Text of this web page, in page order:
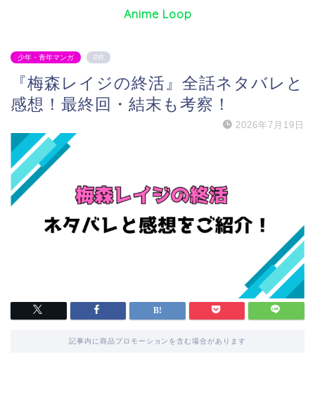
Anime Loop
少年・青年マンガ PR
『梅森レイジの終活』全話ネタバレと
感想！最終回・結末も考察！
2026年7月19日
記事内に商品プロモーションを含む場合があります